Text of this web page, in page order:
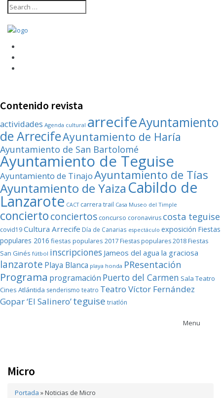
Contenido revista
actividades Agenda cultural arrecifeAyuntamiento
de ArrecifeAyuntamiento de Haría
Ayuntamiento de San Bartolomé
Ayuntamiento de Teguise
Ayuntamiento de TinajoAyuntamiento de Tías
Ayuntamiento de Yaiza Cabildo de
Lanzarote CACT carrera trail Casa Museo del Timple
conciertoconciertos concurso coronavirus costa teguise
covid19Cultura Arrecife Día de Canarias espectáculo exposición Fiestas
populares 2016 fiestas populares 2017 Fiestas populares 2018Fiestas
San Ginés fútbol inscripciones Jameos del agua la graciosa
lanzarote Playa Blanca playa honda PResentación
Programa programación Puerto del Carmen Sala Teatro
Cines Atlántida senderismo teatro Teatro Víctor Fernández
Gopar ‘El Salinero’teguise triatlón
Menu
Micro
Portada »Noticias de Micro